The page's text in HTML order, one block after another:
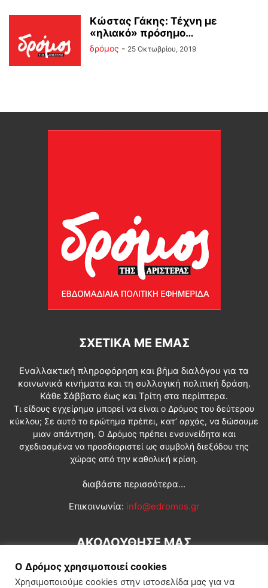
Κώστας Γάκης: Τέχνη με
«ηλιακό» πρόσημο…
δρόμος - 25 Οκτωβρίου, 2019
ΣΧΕΤΙΚΆ ΜΕ ΕΜΆΣ
Εναλλακτική πληροφόρηση και βήμα διαλόγου για τα
κοινωνικά κινήματα και τη συλλογική πολιτική δράση.
Κάθε Σάββατο έως και Τρίτη στα περίπτερα.
Τι είδους εγχείρημα μπορεί να είναι ο Δρόμος του δεύτερου
κύκλου; Σε αυτό το ερώτημα πρέπει, κατ’ αρχάς, να δώσουμε
μιαν απάντηση. Ο Δρόμος πρέπει ενσυνείδητα και
σχεδιασμένα να προσδιοριστεί ως συμβολή διεξόδου της
χώρας από την καθολική κρίση.
διαβάστε περισσότερα...
Επικοινωνία: info@edromos.gr
ΑΚΟΛΟΥΘΗΣΕ ΜΑΣ
Ο Δρόμος χρησιμοποιεί cookies
Χρησιμοποιούμε cookies στην ιστοσελίδα μας για να